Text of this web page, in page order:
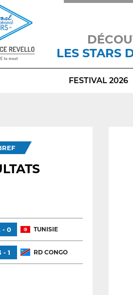
LES STARS
FESTIVAL 2026
- 0 TUNISIE
- 1 RD CONGO